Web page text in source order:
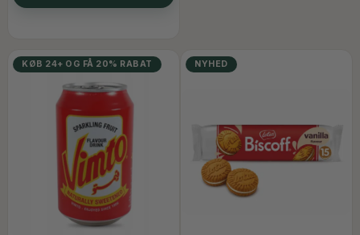
KØB 24+ OG FÅ 20% RABAT NYHED